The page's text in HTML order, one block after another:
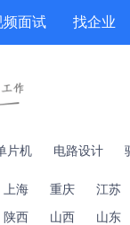
频面试 找企业
片机 电路设计
上海 重庆 江苏
陕西 山西 山东